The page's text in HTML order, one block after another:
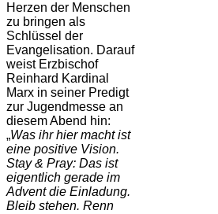
Herzen der Menschen
zu bringen als
Schlüssel der
Evangelisation. Darauf
weist Erzbischof
Reinhard Kardinal
Marx in seiner Predigt
zur Jugendmesse an
diesem Abend hin:
„Was ihr hier macht ist
eine positive Vision.
Stay & Pray: Das ist
eigentlich gerade im
Advent die Einladung.
Bleib stehen. Renn